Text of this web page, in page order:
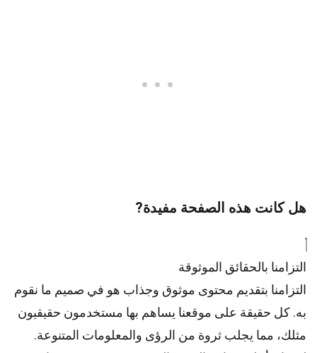
هل كانت هذه الصفحة مفيدة?
التزامنا بالحقائق الموثوقة
التزامنا بتقديم محتوى موثوق وجذاب هو في صميم ما نقوم
به. كل حقيقة على موقعنا يساهم بها مستخدمون حقيقيون
مثلك، مما يجلب ثروة من الرؤى والمعلومات المتنوعة.